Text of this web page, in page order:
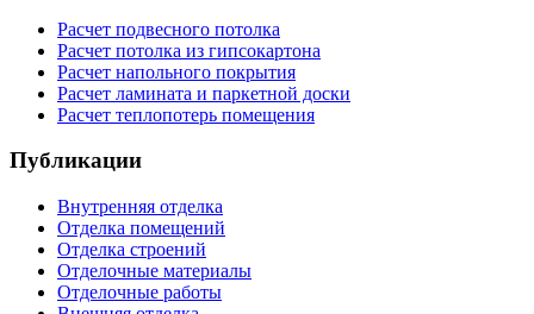
Расчет подвесного потолка
Расчет потолка из гипсокартона
Расчет напольного покрытия
Расчет ламината и паркетной доски
Расчет теплопотерь помещения
Публикации
Внутренняя отделка
Отделка помещений
Отделка строений
Отделочные материалы
Отделочные работы